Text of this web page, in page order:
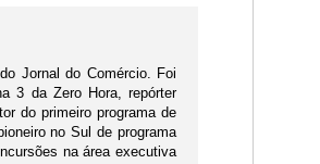
Jornal do Comércio. Foi
3 da Zero Hora, repórter
do primeiro programa de
no Sul de programa
na área executiva